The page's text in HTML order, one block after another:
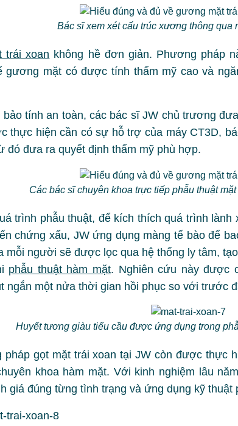
Bác sĩ xem xét cấu trúc xương thông qua
trái xoan không hề đơn giản. Phương pháp
gương mặt có được tính thẩm mỹ cao và
tính an toàn, các bác sĩ JW chủ trương
thực hiện cần có sự hỗ trợ của máy CT3D,
đó đưa ra quyết định thẩm mỹ phù hợp.
Các bác sĩ chuyên khoa trực tiếp phẫu thuật
trình phẫu thuật, để kích thích quá trình
chứng xấu, JW ứng dụng màng tế bào để
mỗi người sẽ được lọc qua hệ thống ly tâm,
phẫu thuật hàm mặt. Nghiên cứu này được
ngắn một nửa thời gian hồi phục so với trước
Huyết tương giàu tiểu cầu được ứng dụng trong
pháp gọt mặt trái xoan tại JW còn được thực
khoa hàm mặt. Với kinh nghiệm lâu
giá đúng từng tình trạng và ứng dụng kỹ